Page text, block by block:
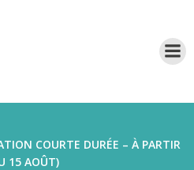
COURTE DURÉE – À PARTIR
15 AOÛT)